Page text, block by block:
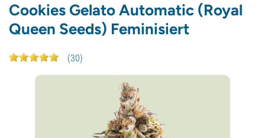
Cookies Gelato Automatic (Royal
Queen Seeds) Feminisiert
(30)